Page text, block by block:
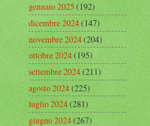
gennaio 2025(192)
dicembre 2024(147)
novembre 2024(204)
ottobre 2024(195)
settembre 2024(211)
agosto 2024(225)
luglio 2024(281)
giugno 2024(267)